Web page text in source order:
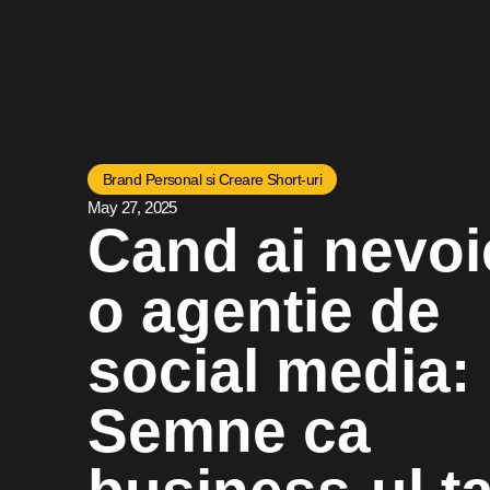
Brand Personal si Creare Short-uri
May 27, 2025
Cand ai
o agentie de
social media:
Semne ca